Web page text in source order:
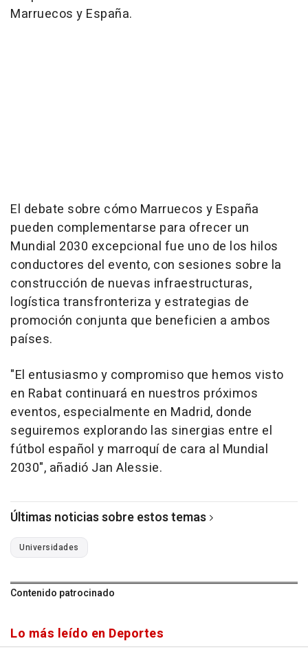
Marruecos y España.
El debate sobre cómo Marruecos y España
pueden complementarse para ofrecer un
Mundial 2030 excepcional fue uno de los hilos
conductores del evento, con sesiones sobre la
construcción de nuevas infraestructuras,
logística transfronteriza y estrategias de
promoción conjunta que beneficien a ambos
países.
"El entusiasmo y compromiso que hemos visto
en Rabat continuará en nuestros próximos
eventos, especialmente en Madrid, donde
seguiremos explorando las sinergias entre el
fútbol español y marroquí de cara al Mundial
2030", añadió Jan Alessie.
Últimas noticias sobre estos temas
Universidades
Contenido patrocinado
Lo más leído en Deportes